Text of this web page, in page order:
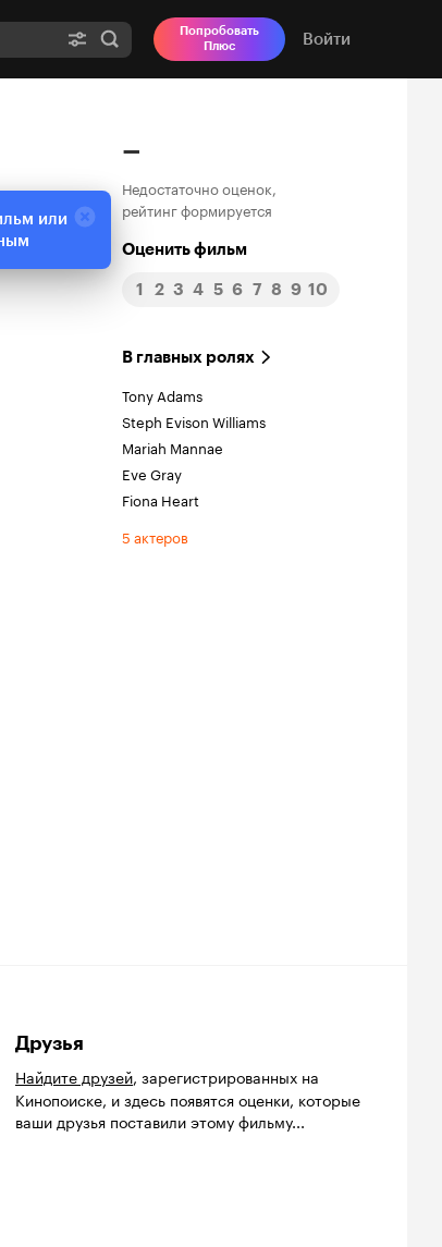
Попробовать
Плюс
Войти
–
Недостаточно оценок,
рейтинг формируется
Оценить фильм
1 2 3 4 5 6 7 8 9 10
В главных ролях
Tony Adams
Steph Evison Williams
Mariah Mannae
Eve Gray
Fiona Heart
5 актеров
Друзья
Найдите друзей, зарегистрированных на
Кинопоиске, и здесь появятся оценки, которые
ваши друзья поставили этому фильму...
или